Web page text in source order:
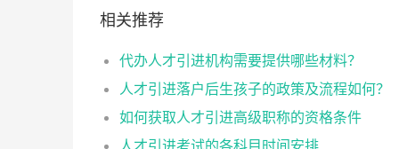
相关推荐
代办人才引进机构需要提供哪些材料？
人才引进落户后生孩子的政策及流程如何？
如何获取人才引进高级职称的资格条件
人才引进考试的各科目时间安排